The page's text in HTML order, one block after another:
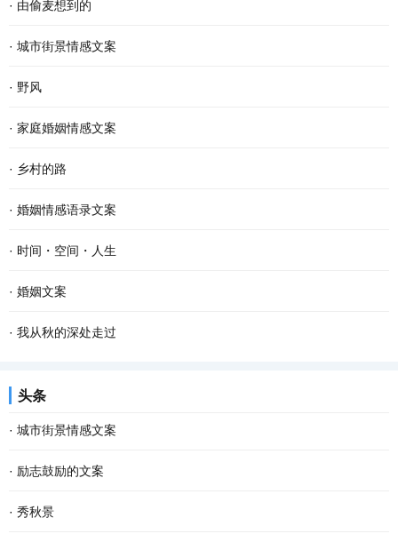
· 由偷麦想到的
· 城市街景情感文案
· 野风
· 家庭婚姻情感文案
· 乡村的路
· 婚姻情感语录文案
· 时间・空间・人生
· 婚姻文案
· 我从秋的深处走过
头条
· 城市街景情感文案
· 励志鼓励的文案
· 秀秋景